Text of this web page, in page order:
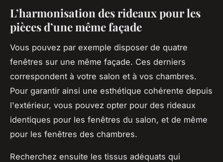
L’harmonisation des rideaux pour les
pièces d’une même façade
Vous pouvez par exemple disposer de quatre
fenêtres sur une même façade. Ces derniers
correspondent à votre salon et à vos chambres.
Pour garantir ainsi une esthétique cohérente depuis
l'extérieur, vous pouvez opter pour des rideaux
identiques pour les fenêtres du salon, et de même
pour les fenêtres des chambres.
Recherchez ensuite les tissus adéquats qui